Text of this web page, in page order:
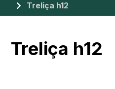
Treliça h12
Treliça h12